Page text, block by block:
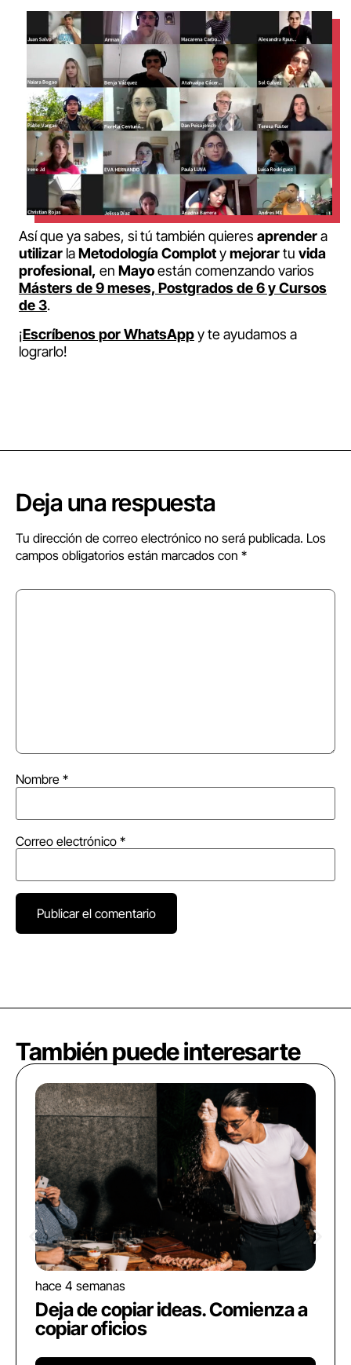
Así que ya sabes, si tú también quieres aprendera
utilizar laMetodología Complotymejorartu vida
profesional, en Mayoestán comenzando varios
Másters de 9 meses, Postgrados de 6 y Cursos
de 3.
¡Escríbenos por WhatsAppy te ayudamos a
lograrlo!
Deja una respuesta
Tu dirección de correo electrónico no será publicada. Los
campos obligatorios están marcados con *
Nombre *
Correo electrónico *
También puede interesarte
hace 4 semanas
Deja de copiar ideas. Comienza a
copiar oficios